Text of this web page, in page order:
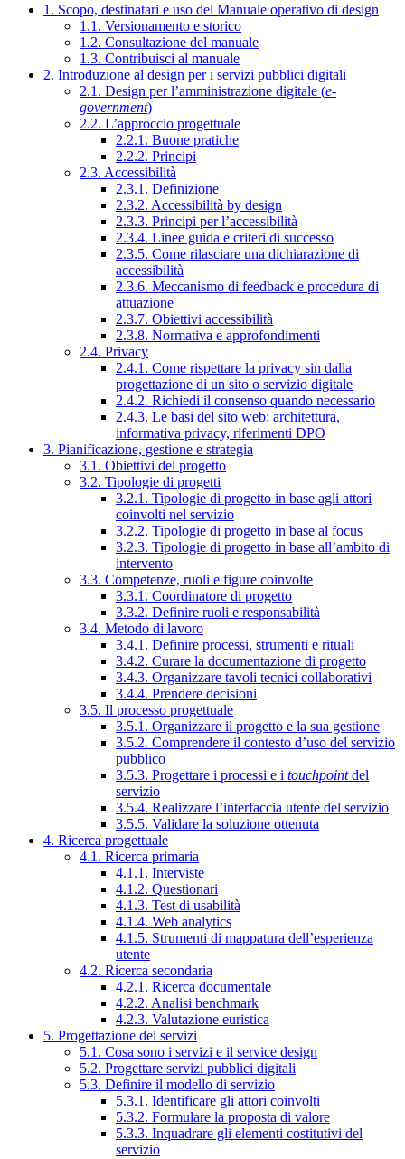
1. Scopo, destinatari e uso del Manuale operativo di design
1.1. Versionamento e storico
1.2. Consultazione del manuale
1.3. Contribuisci al manuale
2. Introduzione al design per i servizi pubblici digitali
2.1. Design per l’amministrazione digitale (e-
government)
2.2. L’approccio progettuale
2.2.1. Buone pratiche
2.2.2. Principi
2.3. Accessibilità
2.3.1. Definizione
2.3.2. Accessibilità by design
2.3.3. Principi per l’accessibilità
2.3.4. Linee guida e criteri di successo
2.3.5. Come rilasciare una dichiarazione di
accessibilità
2.3.6. Meccanismo di feedback e procedura di
attuazione
2.3.7. Obiettivi accessibilità
2.3.8. Normativa e approfondimenti
2.4. Privacy
2.4.1. Come rispettare la privacy sin dalla
progettazione di un sito o servizio digitale
2.4.2. Richiedi il consenso quando necessario
2.4.3. Le basi del sito web: architettura,
informativa privacy, riferimenti DPO
3. Pianificazione, gestione e strategia
3.1. Obiettivi del progetto
3.2. Tipologie di progetti
3.2.1. Tipologie di progetto in base agli attori
coinvolti nel servizio
3.2.2. Tipologie di progetto in base al focus
3.2.3. Tipologie di progetto in base all’ambito di
intervento
3.3. Competenze, ruoli e figure coinvolte
3.3.1. Coordinatore di progetto
3.3.2. Definire ruoli e responsabilità
3.4. Metodo di lavoro
3.4.1. Definire processi, strumenti e rituali
3.4.2. Curare la documentazione di progetto
3.4.3. Organizzare tavoli tecnici collaborativi
3.4.4. Prendere decisioni
3.5. Il processo progettuale
3.5.1. Organizzare il progetto e la sua gestione
3.5.2. Comprendere il contesto d’uso del servizio
pubblico
3.5.3. Progettare i processi e i touchpointdel
servizio
3.5.4. Realizzare l’interfaccia utente del servizio
3.5.5. Validare la soluzione ottenuta
4. Ricerca progettuale
4.1. Ricerca primaria
4.1.1. Interviste
4.1.2. Questionari
4.1.3. Test di usabilità
4.1.4. Web analytics
4.1.5. Strumenti di mappatura dell’esperienza
utente
4.2. Ricerca secondaria
4.2.1. Ricerca documentale
4.2.2. Analisi benchmark
4.2.3. Valutazione euristica
5. Progettazione dei servizi
5.1. Cosa sono i servizi e il service design
5.2. Progettare servizi pubblici digitali
5.3. Definire il modello di servizio
5.3.1. Identificare gli attori coinvolti
5.3.2. Formulare la proposta di valore
5.3.3. Inquadrare gli elementi costitutivi del
servizio